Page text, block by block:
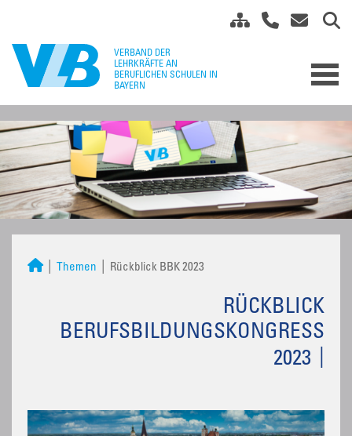
Themen Rückblick BBK 2023
RÜCKBLICK
BERUFSBILDUNGSKONGRESS
2023